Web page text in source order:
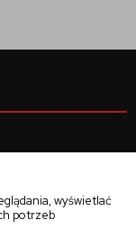
wyświetlać
potrzeb